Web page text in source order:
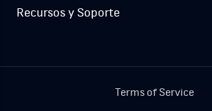
Recursos y Soporte
Terms of Service